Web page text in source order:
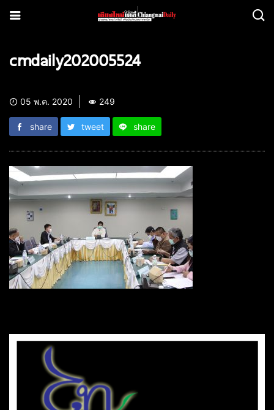
cmdaily202005524
05 พ.ค. 2020 249
share tweet share